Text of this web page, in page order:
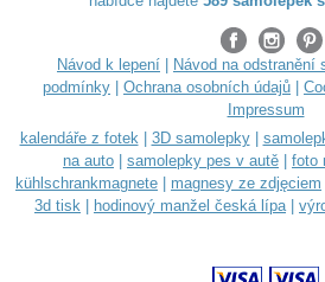
Návod k lepení Návod na odstranění
podmínky
Ochrana osobních údajů
Impressum
kalendáře z fotek| 3D samolepky|
na auto
samolepky pes v autě foto
kühlschrankmagnete
magnesy ze zdjęciem
3d tisk
hodinový manžel česká lípa|